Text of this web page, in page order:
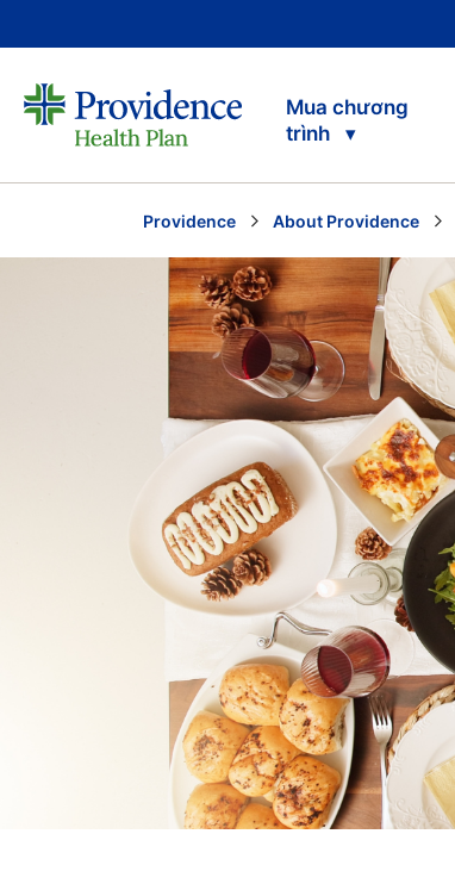
Mua chương
trình
Providence About Providence